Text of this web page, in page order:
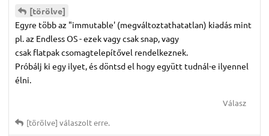
[törölve]
Egyre több az "immutable' (megváltoztathatatlan) kiadás mint
pl. az Endless OS - ezek vagy csak snap, vagy
csak flatpak csomagtelepítővel rendelkeznek.
Próbálj ki egy ilyet, és döntsd el hogy együtt tudnál-e ilyennel
élni.
Válasz
[törölve] válaszolt erre.